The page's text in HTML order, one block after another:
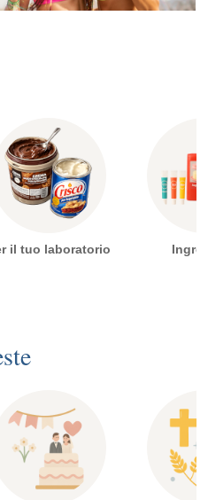
il tuo laboratorio